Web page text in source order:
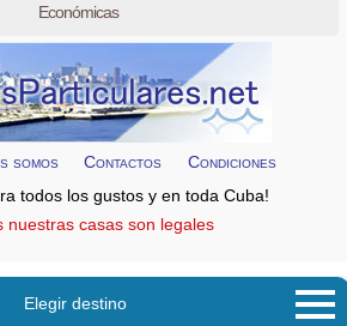
Económicas
somos Contactos
Condiciones
todos los gustos y en toda Cuba!
nuestras casas son legales
Elegir destino